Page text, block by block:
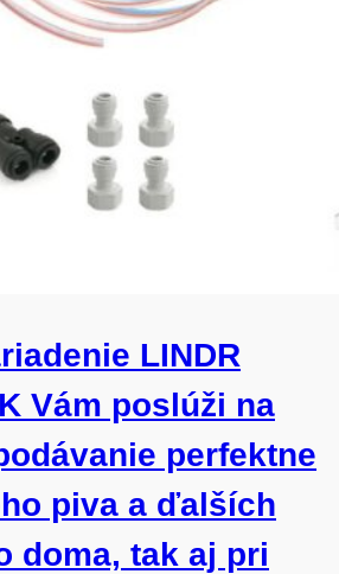
LINDR
Vám poslúži na
perfektne
piva a ďalších
doma, tak aj pri